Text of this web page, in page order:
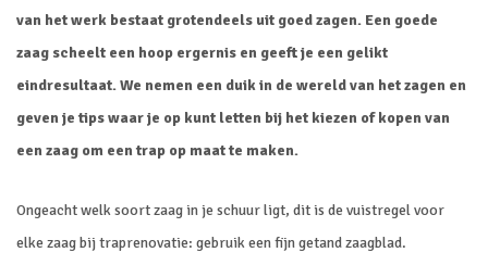
van het werk bestaat grotendeels uit goed zagen. Een goede
zaag scheelt een hoop ergernis en geeft je een gelikt
eindresultaat. We nemen een duik in de wereld van het zagen en
geven je tips waar je op kunt letten bij het kiezen of kopen van
een zaag om een trap op maat te maken.
Ongeacht welk soort zaag in je schuur ligt, dit is de vuistregel voor
elke zaag bij traprenovatie: gebruik een fijn getand zaagblad.